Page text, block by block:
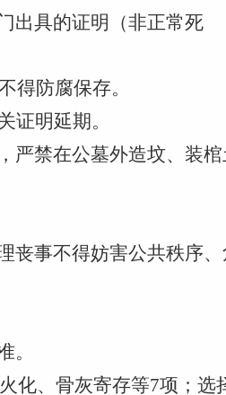
出具的证明（非正常死
得防腐保存。
证明延期。
严禁在公墓外造坟、装棺
丧事不得妨害公共秩序
。
化、骨灰寄存等7项；选